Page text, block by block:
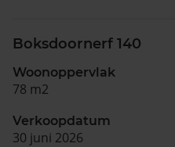
Boksdoornerf 140
Woonoppervlak
78 m2
Verkoopdatum
30 juni 2026